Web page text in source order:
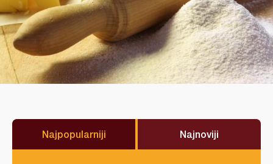
Najpopularniji Najnoviji